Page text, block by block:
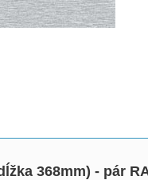
368mm) - pár